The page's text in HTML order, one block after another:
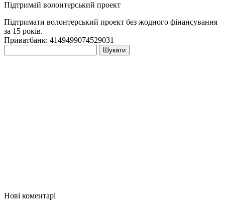
Підтримай волонтерський проект
Підтримати волонтерський проект без жодного фінансування
за 15 років.
Приватбанк: 4149499074529031
Нові коментарі